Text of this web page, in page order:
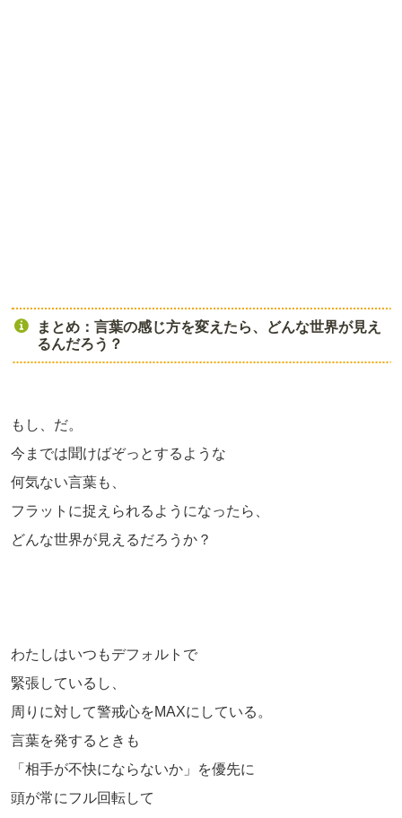
まとめ：言葉の感じ方を変えたら、どんな世界が見え
るんだろう？
もし、だ。
今までは聞けばぞっとするような
何気ない言葉も、
フラットに捉えられるようになったら、
どんな世界が見えるだろうか？
わたしはいつもデフォルトで
緊張しているし、
周りに対して警戒心をMAXにしている。
言葉を発するときも
「相手が不快にならないか」を優先に
頭が常にフル回転して